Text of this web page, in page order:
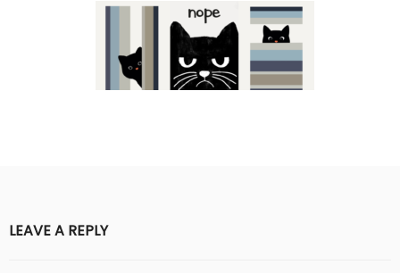
LEAVE A REPLY